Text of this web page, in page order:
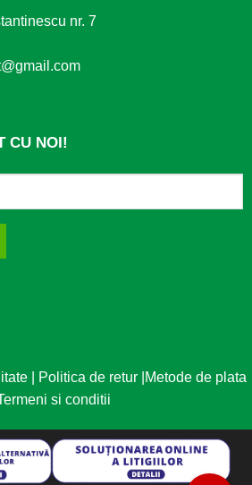
nr. 7
CU NOI!
Politica de retur Metode de plata
si conditii